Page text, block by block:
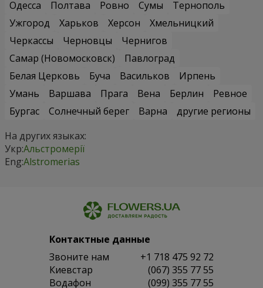
Одесса
Полтава Ровно Сумы
Тернополь
Ужгород
Харьков Херсон
Хмельницкий
Черкассы
Черновцы
Чернигов
Самар (Новомосковск)
Павлоград
Белая Церковь
Буча Васильков
Ирпень
Умань
Варшава Прага Вена Берлин
Ревное
Бургас
Солнечный берег Варна
другие регионы
На других языках:
Укр:Альстромерії
Eng:Alstromerias
Контактные данные
Звоните нам
+1 718 475 92 72
Киевстар
(067) 355 77 55
Водафон
(099) 355 77 55